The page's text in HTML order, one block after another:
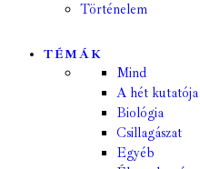
Történelem
TÉMÁK
Mind
A hét kutatója
Biológia
Csillagászat
Egyéb